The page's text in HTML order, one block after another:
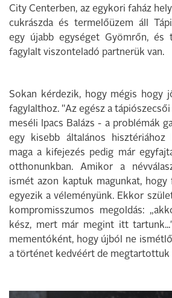
City Centerben, az egykori faház
cukrászda és termelőüzem áll
egy újabb egységet Gyömrőn,
fagylalt viszonteladó partnerük van.
Sokan kérdezik, hogy mégis hogy
fagylalthoz. "Az egész a
meséli Ipacs Balázs - a problémák
egy kisebb általános hisztériához
maga a kifejezés pedig már
otthonunkban. Amikor a
ismét azon kaptuk magunkat, hogy
egyezik a véleményünk. Ekkor
kompromisszumos megoldás:
kész, mert már megint itt
mementóként, hogy újból ne
a történet kedvéért de megtartottuk